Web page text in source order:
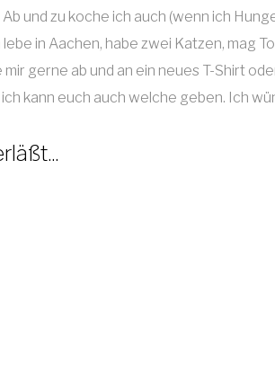
und zu koche ich auch (wenn ich
in Aachen, habe zwei Katzen, mag
gerne ab und an ein neues T-Shirt
kann euch auch welche geben. Ich